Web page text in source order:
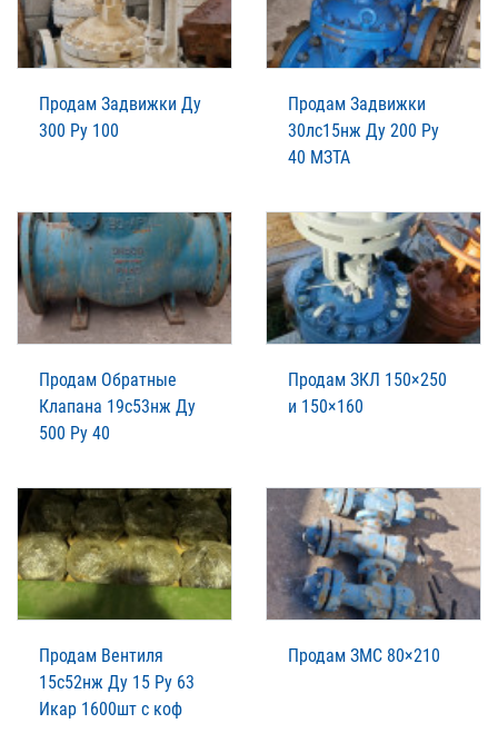
Продам Задвижки Ду
300 Ру 100
Продам Задвижки
30лс15нж Ду 200 Ру
40 МЗТА
Продам Обратные
Клапана 19с53нж Ду
500 Ру 40
Продам ЗКЛ 150×250
и 150×160
Продам Вентиля
15с52нж Ду 15 Ру 63
Икар 1600шт с коф
Продам ЗМС 80×210